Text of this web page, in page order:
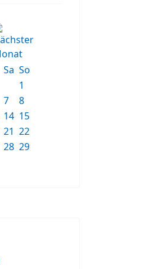
Sa So
1
7
8
14 15
21 22
28 29